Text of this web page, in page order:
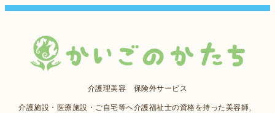
介護理美容 保険外サービス
介護施設・医療施設・ご自宅等へ介護福祉士の資格を持った美容師、